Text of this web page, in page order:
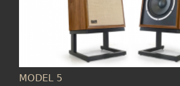
MODEL 5